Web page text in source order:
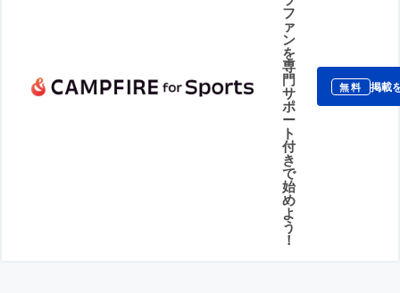
フ
ァ
ン
を
専
門
サ
ポ
ー
ト
付
き
で
始
め
よ
う
！
無料 掲載